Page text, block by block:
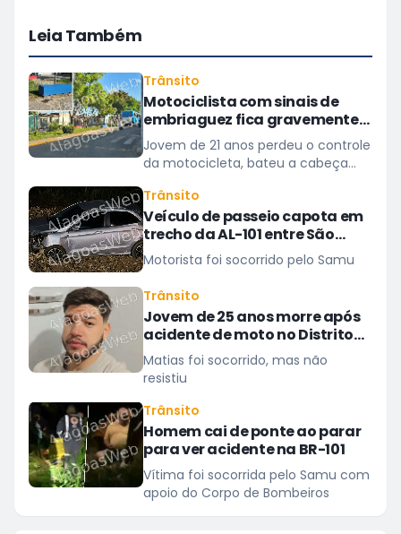
Leia Também
Trânsito
Motociclista com sinais de
embriaguez fica gravemente
ferido após acidente em São
Miguel dos Campos
Jovem de 21 anos perdeu o controle
da motocicleta, bateu a cabeça
Trânsito
Veículo de passeio capota em
trecho da AL-101 entre São
Miguel dos Campos e Barra
Motorista foi socorrido pelo Samu
Trânsito
Jovem de 25 anos morre após
acidente de moto no Distrito
Luziápolis, em Campo Alegre
Matias foi socorrido, mas não
resistiu
Trânsito
Homem cai de ponte ao parar
para ver acidente na BR-101
Vítima foi socorrida pelo Samu com
apoio do Corpo de Bombeiros